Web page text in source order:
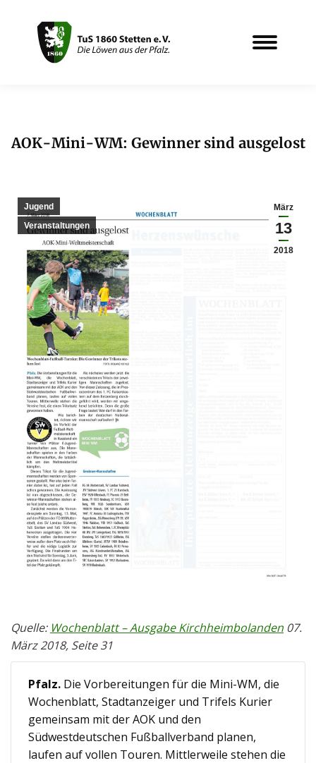
AOK-Mini-WM: Gewinner sind ausgelost
März
13
2018
Jugend
Veranstaltungen
Quelle: Wochenblatt – Ausgabe Kirchheimbolanden 07.
März 2018, Seite 31
Pfalz. Die Vorbereitungen für die Mini-WM, die
Wochenblatt, Stadtanzeiger und Trifels Kurier
gemeinsam mit der AOK und den
Südwestdeutschen Fußballverband planen,
laufen auf vollen Touren. Mittlerweile stehen die